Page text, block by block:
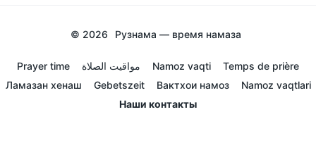
© 2026 Рузнама — время намаза
Prayer time مواقيت الصلاة Namoz vaqti
Temps de prière
Ламазан хенаш
Gebetszeit Вактхои намоз
Namoz vaqtlari
Наши контакты